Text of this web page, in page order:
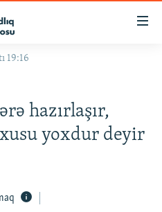
19:16
hazırlaşır,
yoxdur deyir